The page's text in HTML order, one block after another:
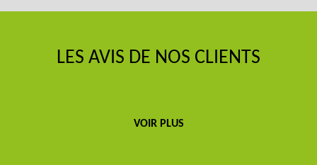
LES AVIS DE NOS CLIENTS
VOIR PLUS